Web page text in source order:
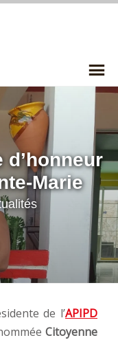
Marie
de l’APIPD
Citoyenne